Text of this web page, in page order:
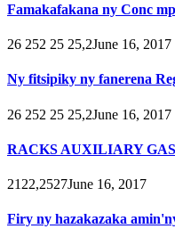
Famakafakana ny Conc
26 252 25 25,2June 16, 2017
Ny fitsipiky ny fanerena
26 252 25 25,2June 16, 2017
RACKS AUXILIARY
2122,2527June 16, 2017
Firy ny hazakazaka